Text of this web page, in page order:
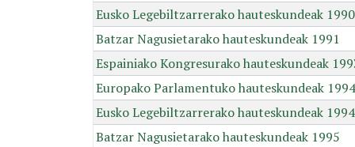
Eusko Legebiltzarrerako hauteskundeak 1990
Batzar Nagusietarako hauteskundeak 1991
Espainiako Kongresurako hauteskundeak
Europako Parlamentuko hauteskundeak 1994
Eusko Legebiltzarrerako hauteskundeak 1994
Batzar Nagusietarako hauteskundeak 1995